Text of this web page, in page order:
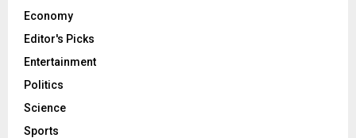
Economy
Editor's Picks
Entertainment
Politics
Science
Sports